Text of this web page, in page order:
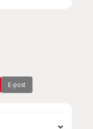
E-post